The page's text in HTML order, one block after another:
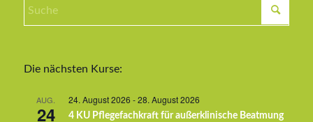
Die nächsten Kurse:
AUG.
24
24. August 2026 -28. August 2026
4 KU Pflegefachkraft für außerklinische Beatmung